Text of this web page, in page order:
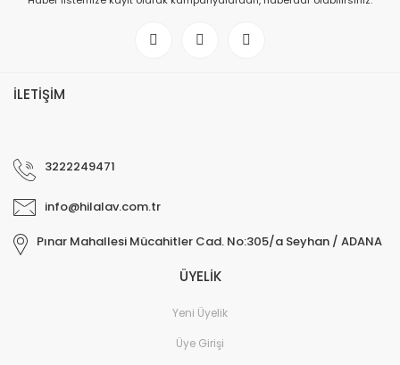
İLETİŞİM
3222249471
info@hilalav.com.tr
Pınar Mahallesi Mücahitler Cad. No:305/a Seyhan / ADANA
ÜYELİK
Yeni Üyelik
Üye Girişi